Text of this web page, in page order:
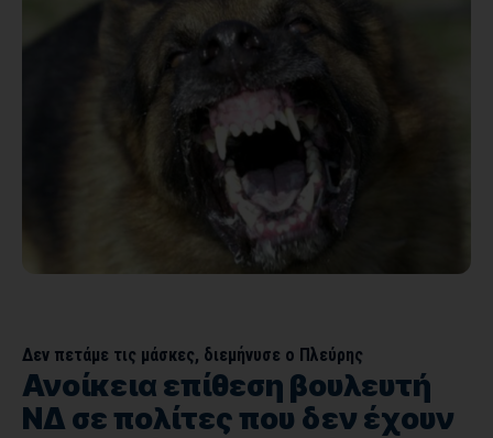
Δεν πετάμε τις μάσκες, διεμήνυσε ο Πλεύρης
Ανοίκεια επίθεση βουλευτή
ΝΔ σε πολίτες που δεν έχουν